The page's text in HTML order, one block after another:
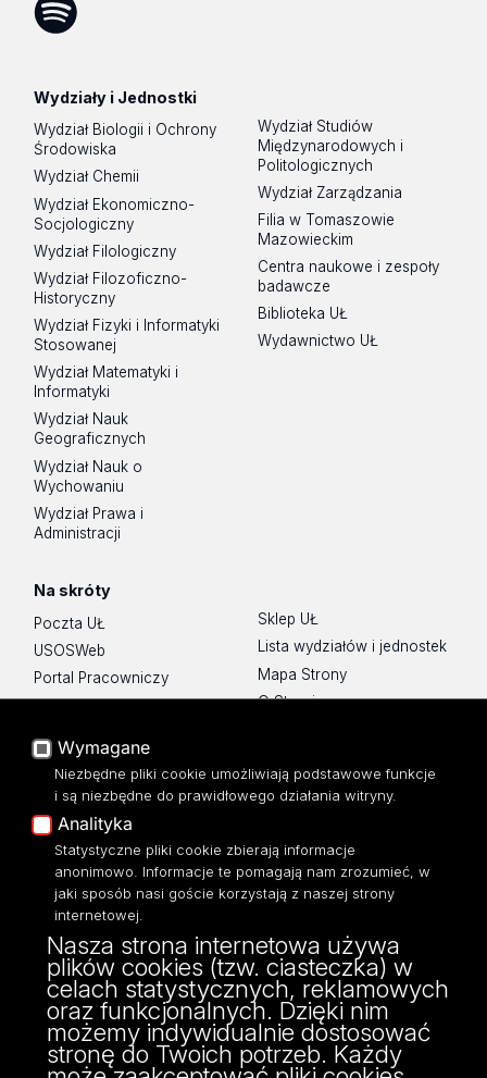
Wydziały i Jednostki
Wydział Biologii i Ochrony
Środowiska
Wydział Chemii
Wydział Ekonomiczno-
Socjologiczny
Wydział Filologiczny
Wydział Filozoficzno-
Historyczny
Wydział Fizyki i Informatyki
Stosowanej
Wydział Matematyki i
Informatyki
Wydział Nauk
Geograficznych
Wydział Nauk o
Wychowaniu
Wydział Prawa i
Administracji
Wydział Studiów
Międzynarodowych i
Politologicznych
Wydział Zarządzania
Filia w Tomaszowie
Mazowieckim
Centra naukowe i zespoły
badawcze
Biblioteka UŁ
Wydawnictwo UŁ
Na skróty
Poczta UŁ
USOSWeb
Portal Pracowniczy
Baza Aktów Własnych
Moodle
Eksperci UŁ
Polityka Prywatności
Dostępność
Sklep UŁ
Lista wydziałów i jednostek
Mapa Strony
O Stronie
ul. Narutowicza 68, 90-136 Łódź
NIP: 724 000 32 43
Adres do doręczeń elektronicznych (ADE):
AE:PL-74796-17640-IHHIV-17
KONTAKT
Wymagane
Niezbędne pliki cookie umożliwiają podstawowe funkcje
i są niezbędne do prawidłowego działania witryny.
Analityka
Statystyczne pliki cookie zbierają informacje
anonimowo. Informacje te pomagają nam zrozumieć, w
jaki sposób nasi goście korzystają z naszej strony
internetowej.
Nasza strona internetowa używa
plików cookies (tzw. ciasteczka) w
celach statystycznych, reklamowych
oraz funkcjonalnych. Dzięki nim
możemy indywidualnie dostosować
stronę do Twoich potrzeb. Każdy